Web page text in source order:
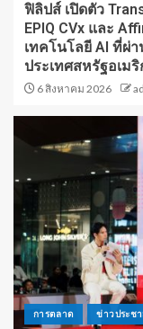
ฟิลิปส์ เปิดตัว
EPIQ CVx และ
เทคโนโลยี AI ที่ผ่
ประเทศสหรัฐอเมริ
6 สิงหาคม 2026
การตลาด ข่าวประช